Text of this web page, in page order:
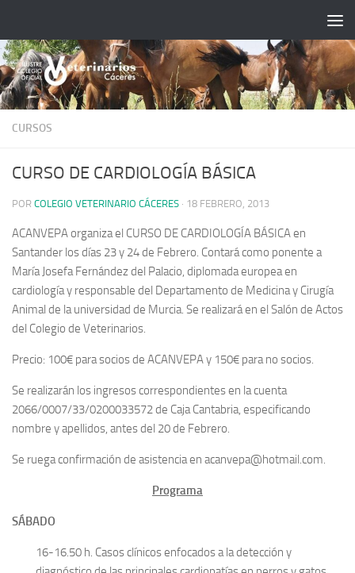
CURSOS
CURSO DE CARDIOLOGÍA BÁSICA
POR COLEGIO VETERINARIO CÁCERES · 18 FEBRERO, 2013
ACANVEPA organiza el CURSO DE CARDIOLOGÍA BÁSICA en
Santander los días 23 y 24 de Febrero. Contará como ponente a
María Josefa Fernández del Palacio, diplomada europea en
cardiología y responsable del Departamento de Medicina y Cirugía
Animal de la universidad de Murcia. Se realizará en el Salón de Actos
del Colegio de Veterinarios.
Precio: 100€ para socios de ACANVEPA y 150€ para no socios.
Se realizarán los ingresos correspondientes en la cuenta
2066/0007/33/0200033572 de Caja Cantabria, especificando
nombre y apellidos, antes del 20 de Febrero.
Se ruega confirmación de asistencia en acanvepa@hotmail.com.
Programa
SÁBADO
16-16.50 h. Casos clínicos enfocados a la detección y